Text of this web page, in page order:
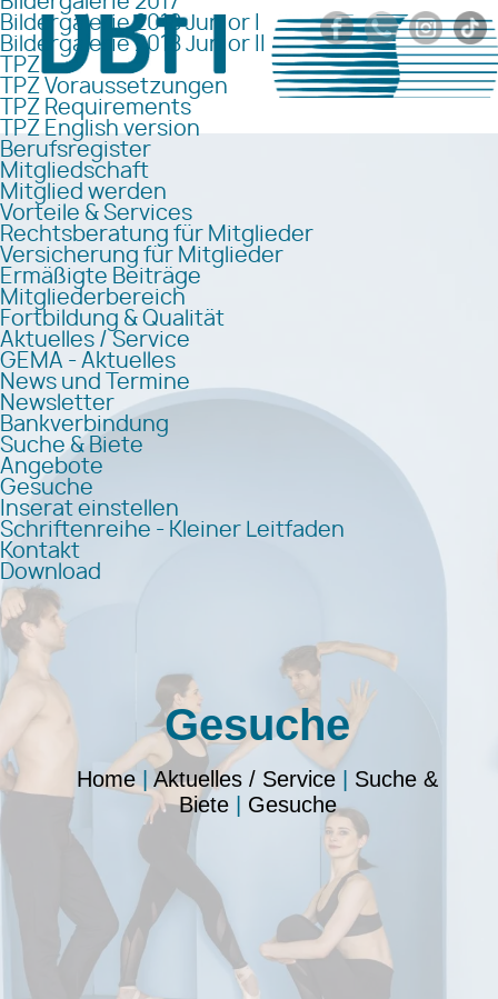
Bildergalerie 2018 Junior I
Bildergalerie 2018 Junior II
TPZ
TPZ Voraussetzungen
TPZ Requirements
TPZ English version
Berufsregister
Mitgliedschaft
Mitglied werden
Vorteile & Services
Rechtsberatung für Mitglieder
Versicherung für Mitglieder
Ermäßigte Beiträge
Mitgliederbereich
Fortbildung & Qualität
Aktuelles / Service
GEMA - Aktuelles
News und Termine
Newsletter
Bankverbindung
Suche & Biete
Angebote
Gesuche
Inserat einstellen
Schriftenreihe - Kleiner Leitfaden
Kontakt
Download
Gesuche
Home| Aktuelles / Service
Suche &
Biete| Gesuche